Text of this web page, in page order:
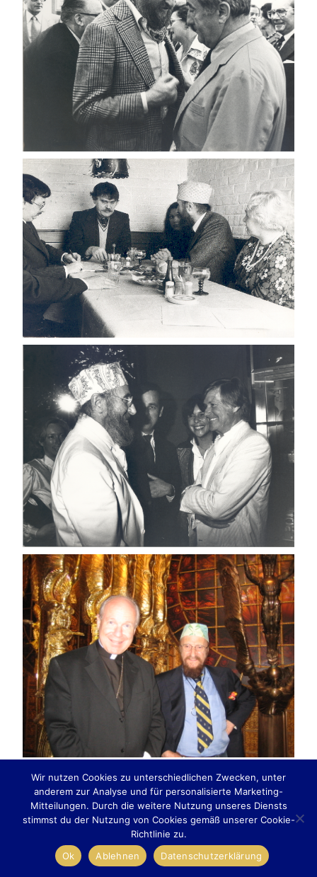
Wir nutzen Cookies zu unterschiedlichen Zwecken, unter
anderem zur Analyse und für personalisierte Marketing-
Mitteilungen. Durch die weitere Nutzung unseres Diensts
stimmst du der Nutzung von Cookies gemäß unserer Cookie-
Richtlinie zu.
Ok
Ablehnen Datenschutzerklärung